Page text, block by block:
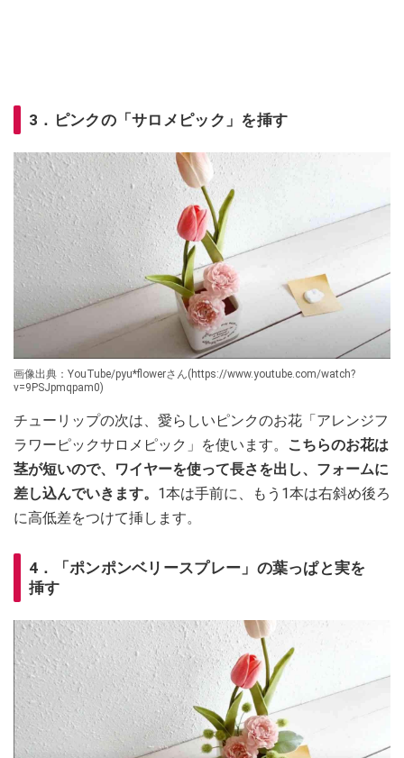
3．ピンクの「サロメピック」を挿す
画像出典：YouTube/pyu*flowerさん(https://www.youtube.com/watch?
v=9PSJpmqpam0)
チューリップの次は、愛らしいピンクのお花「アレンジフ
ラワーピックサロメピック」を使います。
こちらのお花は
茎が短いので、ワイヤーを使って長さを出し、フォームに
差し込んでいきます。 1本は手前に、もう1本は右斜め後ろ
に高低差をつけて挿します。
4．「ポンポンベリースプレー」の葉っぱと実を
挿す